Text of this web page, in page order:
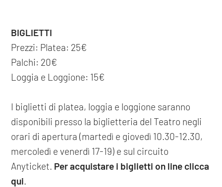
BIGLIETTI
Prezzi: Platea: 25€
Palchi: 20€
Loggia e Loggione: 15€
I biglietti di platea, loggia e loggione saranno
disponibili presso la biglietteria del Teatro negli
orari di apertura (martedì e giovedì 10.30-12.30,
mercoledì e venerdì 17-19) e sul circuito
Anyticket. Per acquistare i biglietti on line clicca
qui.